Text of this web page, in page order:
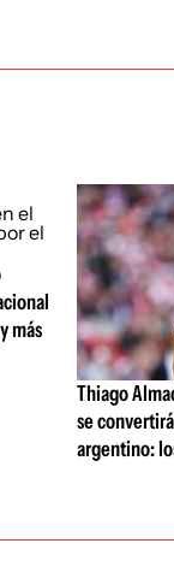
más
Thiago
se
argentino: